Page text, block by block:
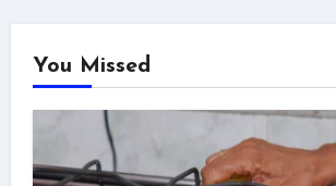
You Missed